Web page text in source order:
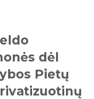
dėl
Pietų